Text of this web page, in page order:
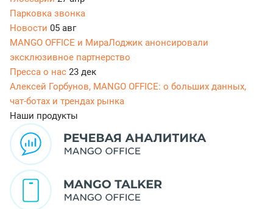
Парковка звонка
Новости 05 авг
MANGO OFFICE и МираЛоджик анонсировали
эксклюзивное партнерство
Пресса о нас 23 дек
Алексей Горбунов, MANGO OFFICE: о больших данных,
чат-ботах и трендах рынка
Наши продукты